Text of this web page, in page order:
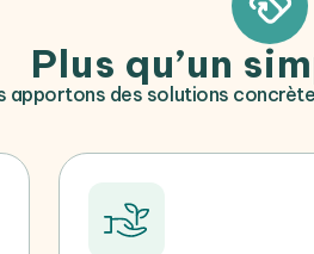
Plus qu’un
apportons des solutions